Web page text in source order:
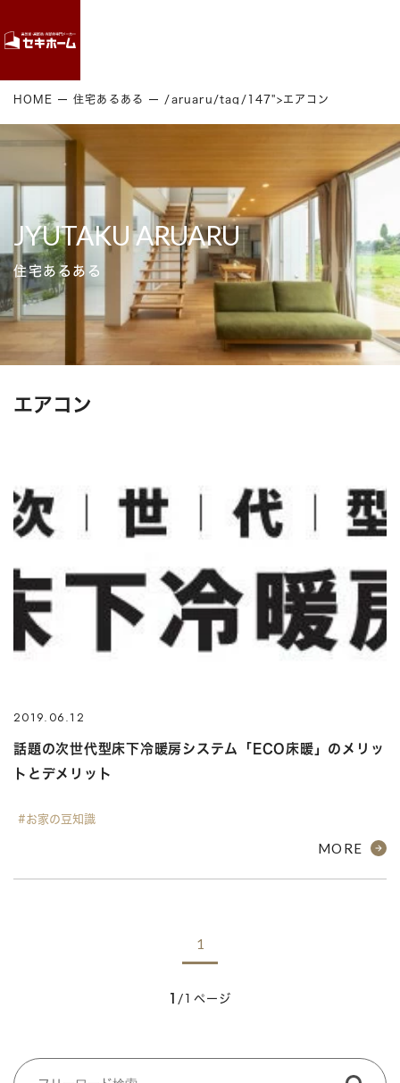
HOME 住宅あるある /aruaru/tag/147">エアコン
JYUTAKU ARUARU
住宅あるある
エアコン
2019.06.12
話題の次世代型床下冷暖房システム「ECO床暖」のメリッ
トとデメリット
#お家の豆知識
MORE
1
1 /1ページ